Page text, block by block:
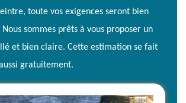
toute vos exigences seront bien
sommes prêts à vous proposer un
et bien claire. Cette estimation se fait
gratuitement.